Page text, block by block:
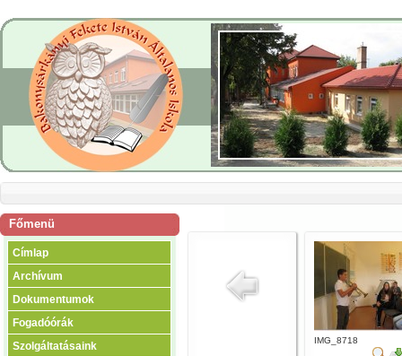
Főmenü
Címlap
Archívum
Dokumentumok
Fogadóórák
Szolgáltatásaink
IMG_8718